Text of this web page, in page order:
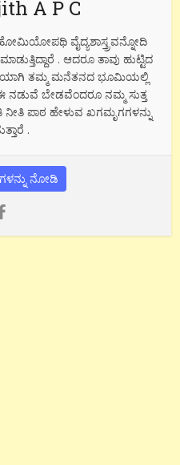
A P C
ವೈದ್ಯಶಾಸ್ತ್ರವನ್ನೋದಿ
. ಆದರೂ ತಾವು ಹುಟ್ಟಿದ
ತಮ್ಮ ಮನೆತನದ ಭೂಮಿಯಲ್ಲಿ
ನಡುವೆ ಬೇಡವೆಂದರೂ ನಮ್ಮ ಸುತ್ತ
ಪಾಠ ಹೇಳುವ ಖಗಮೃಗಗಳನ್ನು
.
ನೋಡಿ